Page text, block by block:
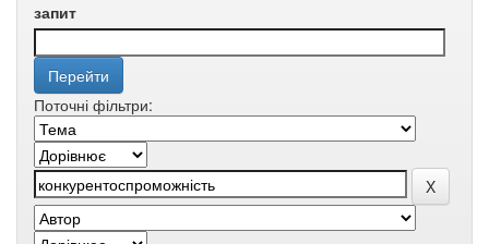
запит
Поточні фільтри: